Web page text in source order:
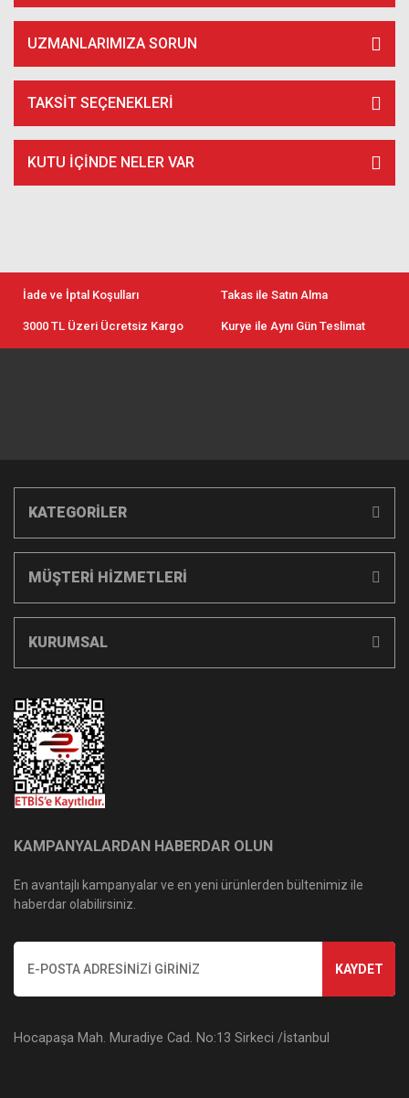
UZMANLARIMIZA SORUN
TAKSIT SEÇENEKLERI
KUTU İÇİNDE NELER VAR
İade ve İptal Koşulları Takas ile Satın Alma
3000 TL Üzeri Ücretsiz Kargo Kurye ile Aynı Gün Teslimat
KATEGORİLER
MÜŞTERİ HİZMETLERİ
KURUMSAL
KAMPANYALARDAN HABERDAR OLUN
En avantajlı kampanyalar ve en yeni ürünlerden bültenimiz ile
haberdar olabilirsiniz.
KAYDET
Hocapaşa Mah. Muradiye Cad. No:13 Sirkeci /İstanbul